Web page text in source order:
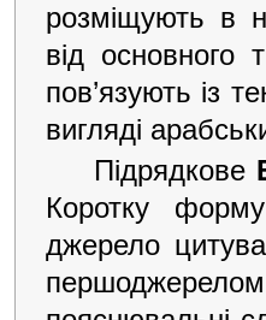
розміщують в
від основного
пов’язують із
вигляді
Підрядкове
Коротку
джерело